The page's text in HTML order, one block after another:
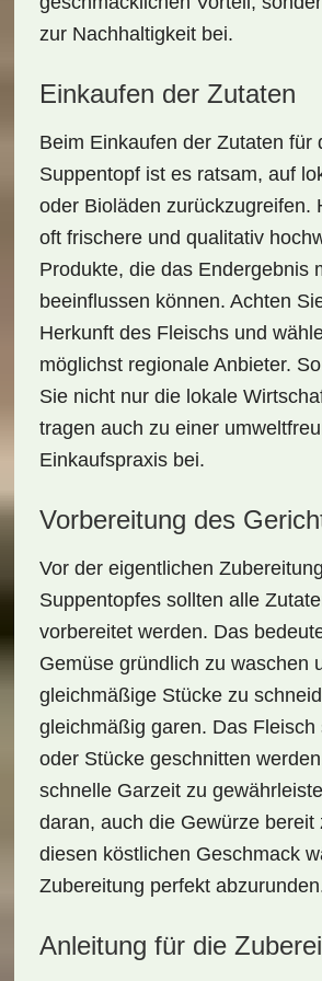
zur Nachhaltigkeit bei.
Einkaufen der Zutaten
Beim Einkaufen der Zutaten für
Suppentopfist es ratsam, auf
oder Bioläden zurückzugreifen.
oft frischere und qualitativ
Produkte, die das Endergebnis
beeinflussen können. Achten
Herkunft des Fleischs und
möglichst regionale Anbieter.
Sie nicht nur die lokale
tragen auch zu einer
Einkaufspraxis bei.
Vorbereitung des
Vor der eigentlichen
Suppentopfessollten alle
vorbereitet werden. Das
Gemüse gründlich zu waschen
gleichmäßige Stücke zu
gleichmäßig garen. Das Fleisch
oder Stücke geschnitten
schnelle Garzeit zu
daran, auch die Gewürzebereit
diesen köstlichen Geschmack
Zubereitung perfekt
Anleitung für die